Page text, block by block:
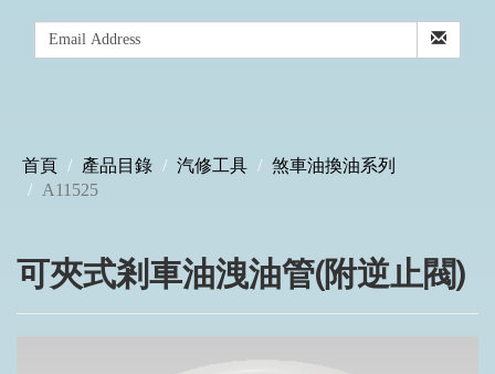
首頁 產品目錄 汽修工具
煞車油換油系列
A11525
可夾式剎車油洩油管(附逆止閥)